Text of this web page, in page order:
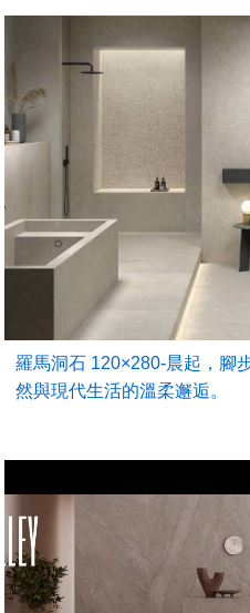
羅馬洞石 120×280-晨起，腳
然與現代生活的溫柔邂逅。